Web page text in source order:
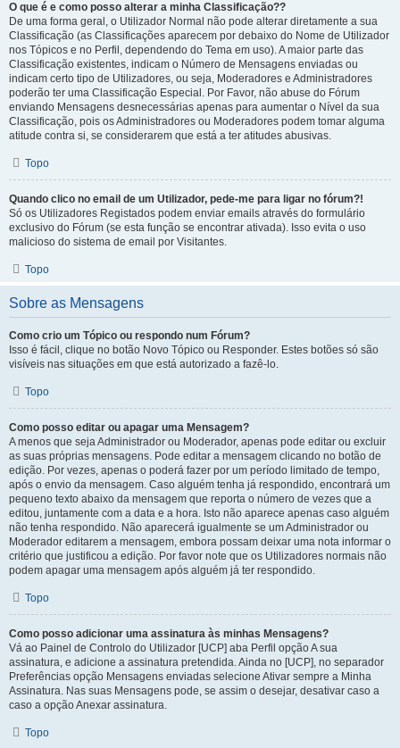
O que é e como posso alterar a minha Classificação??
De uma forma geral, o Utilizador Normal não pode alterar diretamente a sua
Classificação (as Classificações aparecem por debaixo do Nome de Utilizador
nos Tópicos e no Perfil, dependendo do Tema em uso). A maior parte das
Classificação existentes, indicam o Número de Mensagens enviadas ou
indicam certo tipo de Utilizadores, ou seja, Moderadores e Administradores
poderão ter uma Classificação Especial. Por Favor, não abuse do Fórum
enviando Mensagens desnecessárias apenas para aumentar o Nível da sua
Classificação, pois os Administradores ou Moderadores podem tomar alguma
atitude contra si, se considerarem que está a ter atitudes abusivas.
Topo
Quando clico no email de um Utilizador, pede-me para ligar no fórum?!
Só os Utilizadores Registados podem enviar emails através do formulário
exclusivo do Fórum (se esta função se encontrar ativada). Isso evita o uso
malicioso do sistema de email por Visitantes.
Topo
Sobre as Mensagens
Como crio um Tópico ou respondo num Fórum?
Isso é fácil, clique no botão Novo Tópico ou Responder. Estes botões só são
visíveis nas situações em que está autorizado a fazê-lo.
Topo
Como posso editar ou apagar uma Mensagem?
A menos que seja Administrador ou Moderador, apenas pode editar ou excluir
as suas próprias mensagens. Pode editar a mensagem clicando no botão de
edição. Por vezes, apenas o poderá fazer por um período limitado de tempo,
após o envio da mensagem. Caso alguém tenha já respondido, encontrará um
pequeno texto abaixo da mensagem que reporta o número de vezes que a
editou, juntamente com a data e a hora. Isto não aparece apenas caso alguém
não tenha respondido. Não aparecerá igualmente se um Administrador ou
Moderador editarem a mensagem, embora possam deixar uma nota informar o
critério que justificou a edição. Por favor note que os Utilizadores normais não
podem apagar uma mensagem após alguém já ter respondido.
Topo
Como posso adicionar uma assinatura às minhas Mensagens?
Vá ao Painel de Controlo do Utilizador [UCP] aba Perfil opção A sua
assinatura, e adicione a assinatura pretendida. Ainda no [UCP], no separador
Preferências opção Mensagens enviadas selecione Ativar sempre a Minha
Assinatura. Nas suas Mensagens pode, se assim o desejar, desativar caso a
caso a opção Anexar assinatura.
Topo